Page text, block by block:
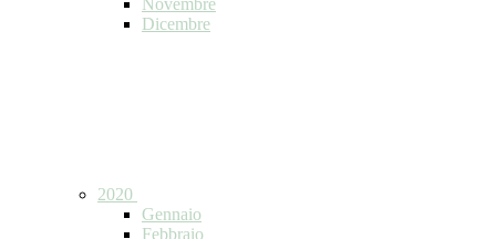
Novembre
Dicembre
2020
Gennaio
Febbraio